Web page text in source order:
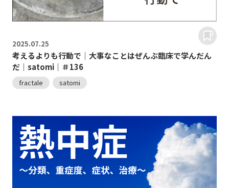
2025.07.25
考えるよりも行動で｜大事なことはぜんぶ臨床で学んだん
だ｜satomi｜＃136
fractale satomi